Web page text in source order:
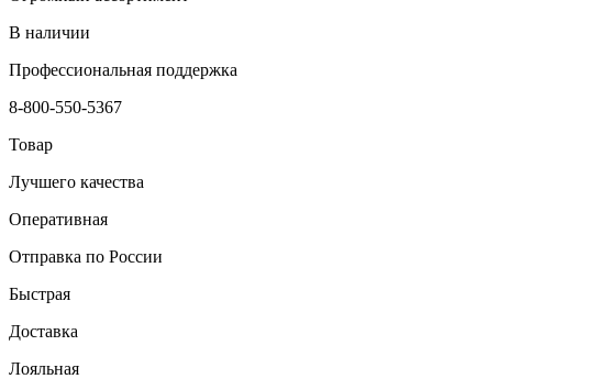
В наличии
Профессиональная поддержка
8-800-550-5367
Товар
Лучшего качества
Оперативная
Отправка по России
Быстрая
Доставка
Лояльная